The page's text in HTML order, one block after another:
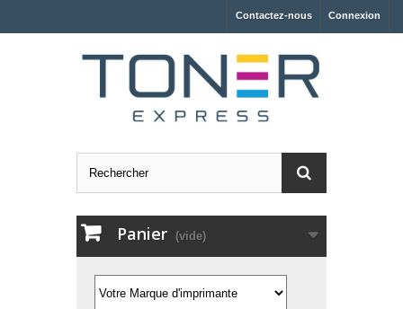
Connexion
Contactez-nous
Panier (vide)